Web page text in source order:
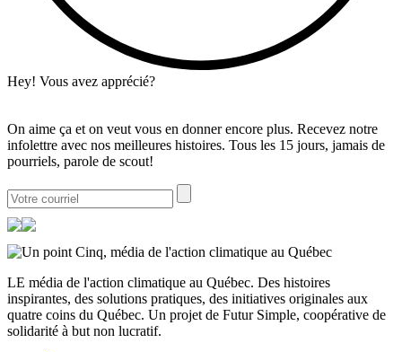
Hey! Vous avez apprécié?
On aime ça et on veut vous en donner encore plus. Recevez notre
infolettre avec nos meilleures histoires. Tous les 15 jours, jamais de
pourriels, parole de scout!
LE média de l'action climatique au Québec. Des histoires
inspirantes, des solutions pratiques, des initiatives originales aux
quatre coins du Québec. Un projet de Futur Simple, coopérative de
solidarité à but non lucratif.